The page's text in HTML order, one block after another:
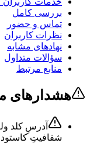
بررسی کامل
تماس و حضور
نظرات کاربران
نهادهای مشابه
سؤالات متداول
منابع مرتبط
هشدارهای
آدرسِ کلد
شفافیتِ